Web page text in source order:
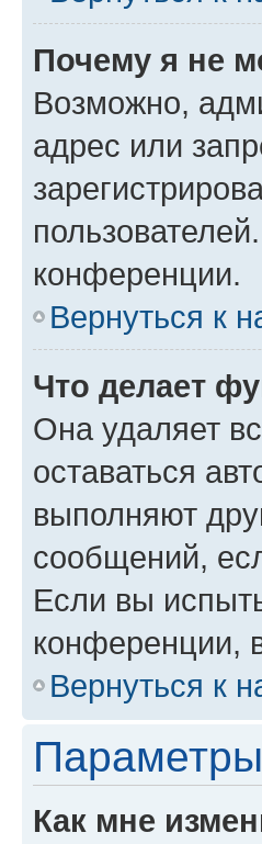
Почему я не
Возможно,
адрес или
конференции.
Вернуться к
Что делает
Она удаляет
оставаться
выполняют
сообщений,
Если вы
конференции,
Вернуться к
Как мне